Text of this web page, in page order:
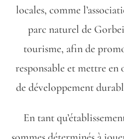
locales, comme
parc naturel de
tourisme, afin de
responsable et mettre
de développement
En tant